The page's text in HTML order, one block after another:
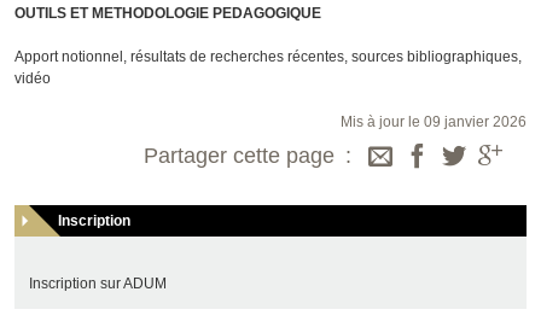
OUTILS ET METHODOLOGIE PEDAGOGIQUE
Apport notionnel, résultats de recherches récentes, sources bibliographiques,
vidéo
Mis à jour le 09 janvier 2026
Partager cette page
Inscription
Inscription sur ADUM